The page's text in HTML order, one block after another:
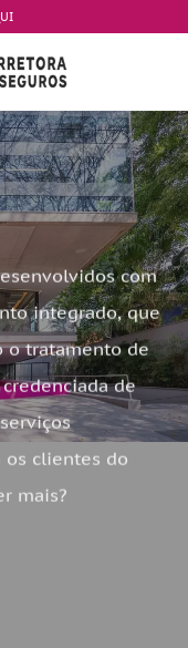
com
integrado, que
o tratamento de
de
os clientes do
mais?